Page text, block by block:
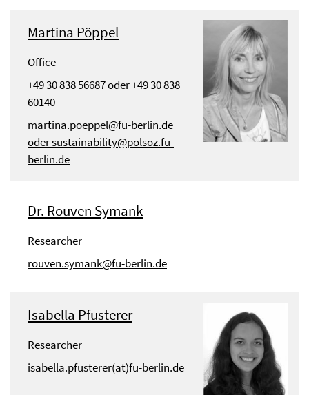
Martina Pöppel
Office
+49 30 838 56687 oder +49 30 838
60140
martina.poeppel@fu-berlin.de
oder sustainability@polsoz.fu-
berlin.de
Dr. Rouven Symank
Researcher
rouven.symank@fu-berlin.de
Isabella Pfusterer
Researcher
isabella.pfusterer(at)fu-berlin.de